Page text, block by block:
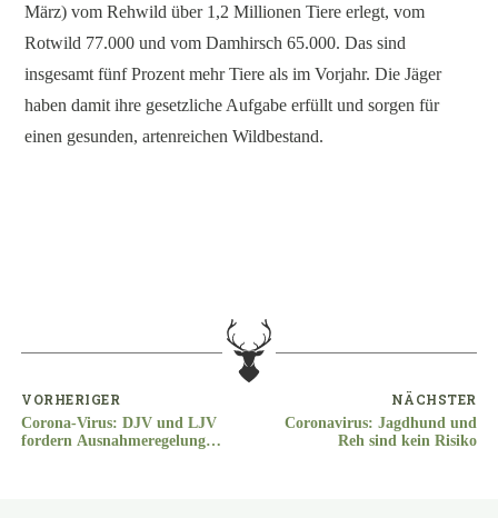
März) vom Rehwild über 1,2 Millionen Tiere erlegt, vom
Rotwild 77.000 und vom Damhirsch 65.000. Das sind
insgesamt fünf Prozent mehr Tiere als im Vorjahr. Die Jäger
haben damit ihre gesetzliche Aufgabe erfüllt und sorgen für
einen gesunden, artenreichen Wildbestand.
VORHERIGER
Corona-Virus: DJV und LJV
fordern Ausnahmeregelungen
NÄCHSTER
Coronavirus: Jagdhund und
Reh sind kein Risiko